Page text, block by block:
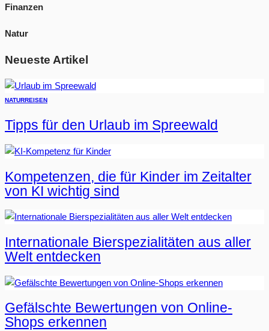
Finanzen
Natur
Neueste Artikel
NATURREISEN
Tipps für den Urlaub im Spreewald
Kompetenzen, die für Kinder im Zeitalter
von KI wichtig sind
Internationale Bierspezialitäten aus aller
Welt entdecken
Gefälschte Bewertungen von Online-
Shops erkennen